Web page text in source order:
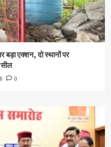
बड़ा एक्शन, दो स्थानों पर
0